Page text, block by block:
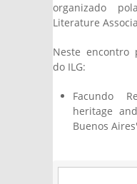
organizado
Literature
Neste encontro
do ILG:
Facundo
heritage
Buenos